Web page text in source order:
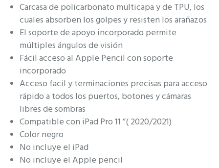
Carcasa de policarbonato multicapa y de TPU, los
cuales absorben los golpes y resisten los arañazos
El soporte de apoyo incorporado permite
múltiples ángulos de visión
Fácil acceso al Apple Pencil con soporte
incorporado
Acceso facil y terminaciones precisas para acceso
rápido a todos los puertos, botones y cámaras
libres de sombras
Compatible con iPad Pro 11 ”( 2020/2021)
Color negro
No incluye el iPad
No incluye el Apple pencil